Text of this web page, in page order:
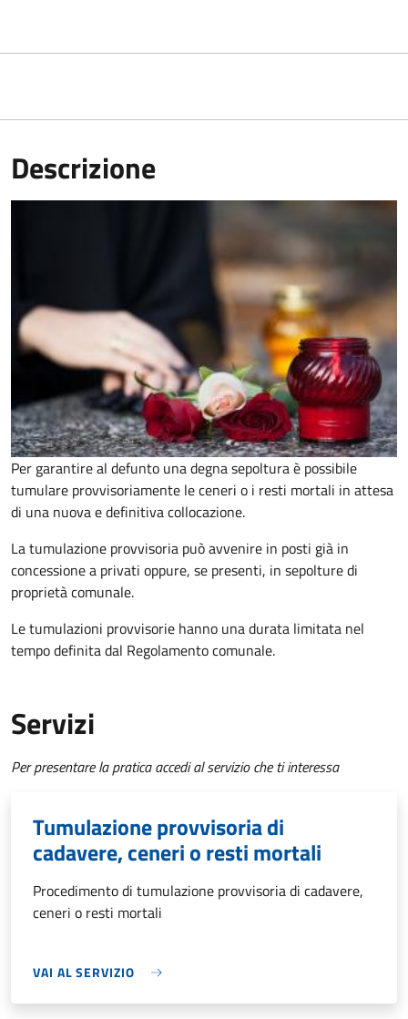
Descrizione
Per garantire al defunto una degna sepoltura è possibile
tumulare provvisoriamente le ceneri o i resti mortali in attesa
di una nuova e definitiva collocazione.
La tumulazione provvisoria può avvenire in posti già in
concessione a privati oppure, se presenti, in sepolture di
proprietà comunale.
Le tumulazioni provvisorie hanno una durata limitata nel
tempo definita dal Regolamento comunale.
Servizi
Per presentare la pratica accedi al servizio che ti interessa
Tumulazione provvisoria di
cadavere, ceneri o resti mortali
Procedimento di tumulazione provvisoria di cadavere,
ceneri o resti mortali
VAI AL SERVIZIO